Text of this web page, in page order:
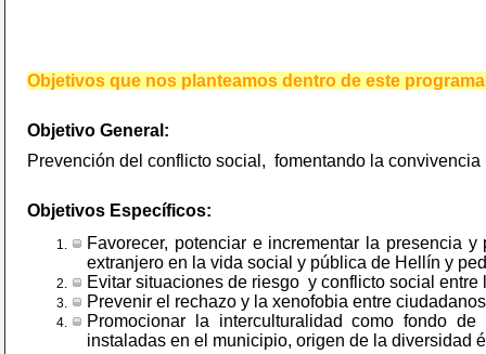
Objetivos que nos planteamos dentro de este
Objetivo General:
Prevención del conflicto social, fomentando la
Objetivos Específicos:
Favorecer, potenciar e incrementar la presencia
extranjero en la vida social y pública de Hellín y
Evitar situaciones de riesgo y conflicto social
Prevenir el rechazo y la xenofobia entre
Promocionar la interculturalidad como fondo
instaladas en el municipio, origen de la diversidad